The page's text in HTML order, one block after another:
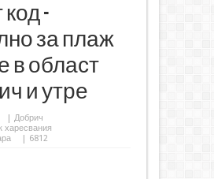
-
за плаж
в област
и утре
Добрич
харесвания
| 6812